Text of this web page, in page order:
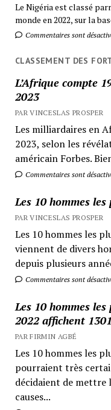
Le Nigéria est classé
monde en 2022, sur la
Commentaires sont
CLASSEMENT DES
L’Afrique compte
2023
PAR VINCESLAS PROSPER
Les milliardaires en
2023, selon les
américain Forbes.
Commentaires sont
Les 10 hommes
PAR VINCESLAS PROSPER
Les 10 hommes les
viennent de divers
depuis plusieurs
Commentaires sont
Les 10 hommes
2022 affichent
PAR FIRMIN AGBÉ
Les 10 hommes les
pourraient très
décidaient de mettre
causes...